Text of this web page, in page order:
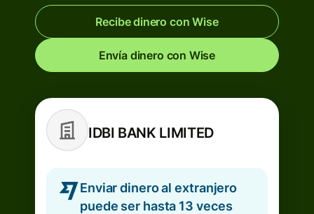
Recibe dinero con Wise
Envía dinero con Wise
IDBI BANK LIMITED
Enviar dinero al extranjero
puede ser hasta 13 veces